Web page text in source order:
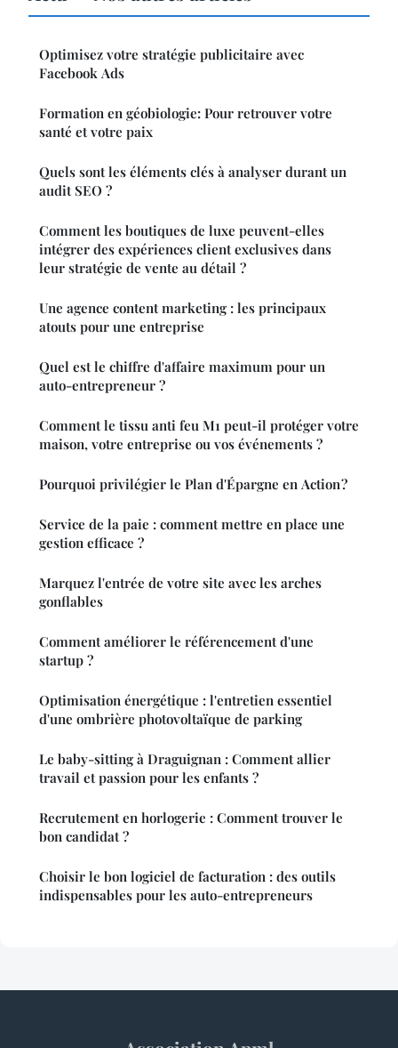
Optimisez votre stratégie publicitaire avec
Facebook Ads
Formation en géobiologie: Pour retrouver votre
santé et votre paix
Quels sont les éléments clés à analyser durant un
audit SEO ?
Comment les boutiques de luxe peuvent-elles
intégrer des expériences client exclusives dans
leur stratégie de vente au détail ?
Une agence content marketing : les principaux
atouts pour une entreprise
Quel est le chiffre d'affaire maximum pour un
auto-entrepreneur ?
Comment le tissu anti feu M1 peut-il protéger votre
maison, votre entreprise ou vos événements ?
Pourquoi privilégier le Plan d'Épargne en Action ?
Service de la paie : comment mettre en place une
gestion efficace ?
Marquez l'entrée de votre site avec les arches
gonflables
Comment améliorer le référencement d'une
startup ?
Optimisation énergétique : l'entretien essentiel
d'une ombrière photovoltaïque de parking
Le baby-sitting à Draguignan : Comment allier
travail et passion pour les enfants ?
Recrutement en horlogerie : Comment trouver le
bon candidat ?
Choisir le bon logiciel de facturation : des outils
indispensables pour les auto-entrepreneurs